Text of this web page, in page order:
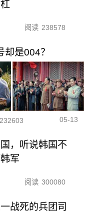
阅读 238578
是004？
232603 05-13
，听说韩国不
军
阅读 300080
战死的兵团司